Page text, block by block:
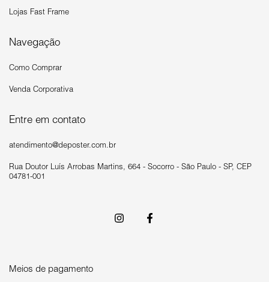
Lojas Fast Frame
Navegação
Como Comprar
Venda Corporativa
Entre em contato
atendimento@deposter.com.br
Rua Doutor Luís Arrobas Martins, 664 - Socorro - São Paulo - SP, CEP
04781-001
Meios de pagamento